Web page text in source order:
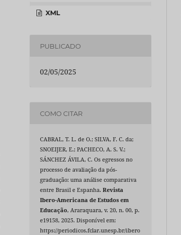
XML
PUBLICADO
02/05/2025
COMO CITAR
CABRAL, T. L. de O.; SILVA, F. C. da;
SNOEIJER, E.; PACHECO, A. S. V.;
SÁNCHEZ ÁVILA, C. Os egressos no
processo de avaliação da pós-
graduação: uma análise comparativa
entre Brasil e Espanha.Revista
Ibero-Americana de Estudos em
Educação, Araraquara, v. 20, n. 00, p.
e19158, 2025. Disponível em:
https://periodicos.fclar.unesp.br/ibero